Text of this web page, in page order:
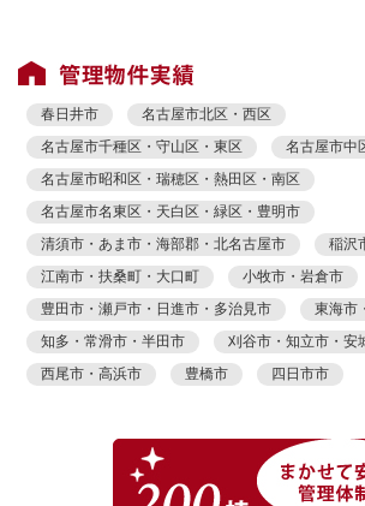
春日井市
名古屋市北区・西区
名古屋市千種区・守山区・東区
名古屋市中
名古屋市昭和区・瑞穂区・熱田区・南区
名古屋市名東区・天白区・緑区・豊明市
清須市・あま市・海部郡・北名古屋市
稲沢
江南市・扶桑町・大口町
小牧市・岩倉市
豊田市・瀬戸市・日進市・多治見市
東海市
知多・常滑市・半田市
刈谷市・知立市・安
西尾市・高浜市
豊橋市 四日市市